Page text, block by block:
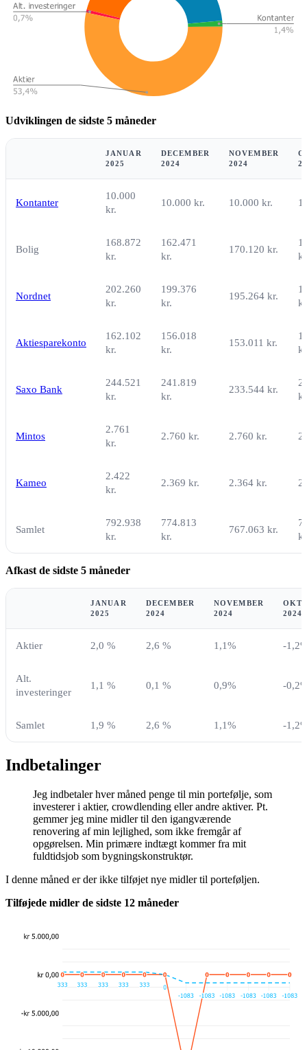
Udviklingen de sidste 5 måneder
JANUAR
2025
DECEMBER
2024
NOVEMBER
2024
Kontanter
10.000
kr.
10.000 kr. 10.000 kr.
Bolig
168.872
kr.
162.471
kr.
170.120 kr.
Nordnet
202.260
kr.
199.376
kr.
195.264 kr.
Aktiesparekonto
162.102
kr.
156.018
kr.
153.011 kr.
Saxo Bank
244.521
kr.
241.819
kr.
233.544 kr.
Mintos
2.761
kr.
2.760 kr. 2.760 kr.
Kameo
2.422
kr.
2.369 kr. 2.364 kr.
Samlet
792.938
kr.
774.813
kr.
767.063 kr.
Afkast de sidste 5 måneder
JANUAR
2025
DECEMBER
2024
NOVEMBER
2024
2024
Aktier 2,0 % 2,6 % 1,1% -
Alt.
investeringer
1,1 % 0,1 % 0,9% -
Samlet 1,9 % 2,6 % 1,1% -
Indbetalinger
Jeg indbetaler hver måned penge til min portefølje, som
investerer i aktier, crowdlending eller andre aktiver. Pt.
gemmer jeg mine midler til den igangværende
renovering af min lejlighed, som ikke fremgår af
opgørelsen. Min primære indtægt kommer fra mit
fuldtidsjob som bygningskonstruktør.
I denne måned er der ikke tilføjet nye midler til porteføljen.
Tilføjede midler de sidste 12 måneder